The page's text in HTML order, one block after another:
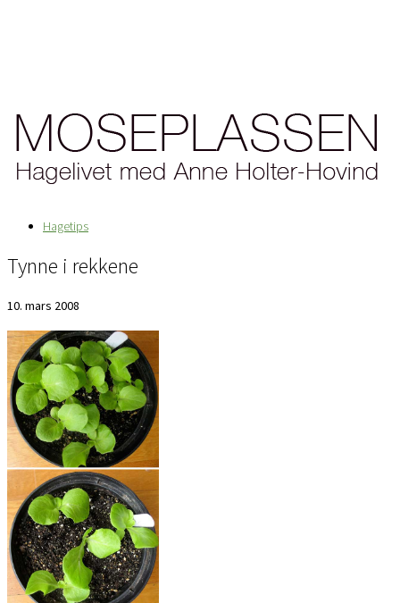
Hagetips
Tynne i rekkene
10. mars 2008